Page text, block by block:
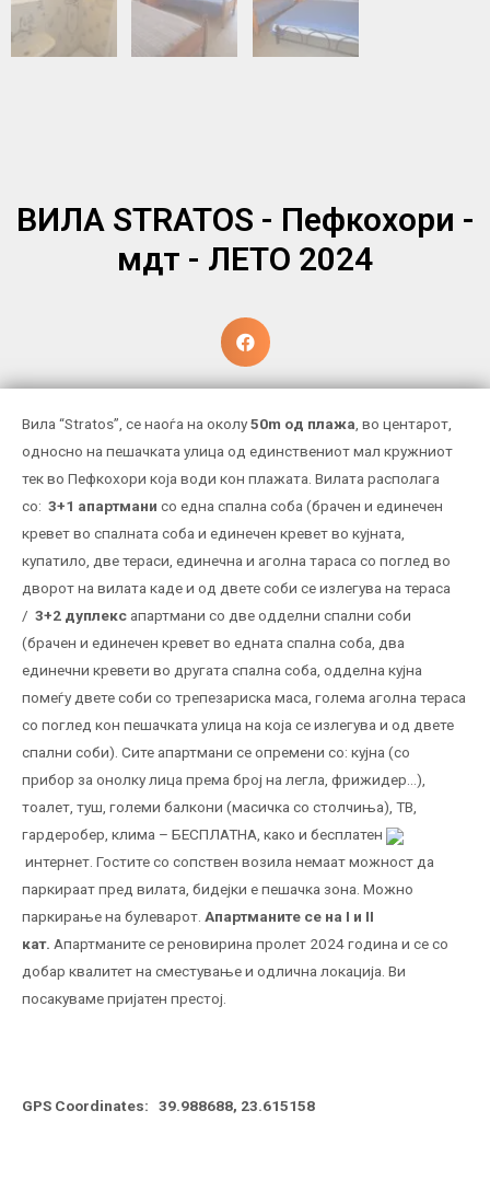
ВИЛА STRATOS - Пефкохори -
мдт - ЛЕТО 2024
Вила “Stratos”, се наоѓа на околу50m од плажа, во центарот,
односно на пешачката улица од единствениот мал кружниот
тек во Пефкохори која води кон плажата. Вилата располага
со: 3+1 апартмани со една спална соба (брачен и единечен
кревет во спалната соба и единечен кревет во кујната,
купатило, две тераси, единечна и аголна тараса со поглед во
дворот на вилата каде и од двете соби се излегува на тераса
/ 3+2 дуплекс апартмани со две одделни спални соби
(брачен и единечен кревет во едната спална соба, два
единечни кревети во другата спална соба, одделна кујна
помеѓу двете соби со трепезариска маса, голема аголна тераса
со поглед кон пешачката улица на која се излегува и од двете
спални соби). Сите апартмани се опремени со: кујна (со
прибор за онолку лица према број на легла, фрижидер…),
тоалет, туш, големи балкони (масичка со столчиња), ТВ,
гардеробер, клима – БЕСПЛАТНА, како и бесплатен
интернет. Гостите со сопствен возила немаат можност да
паркираат пред вилата, бидејки е пешачка зона. Можно
паркирање на булеварот. Апартманите се на I и II
кат. Апартманите се реновирина пролет 2024 година и се со
добар квалитет на сместување и одлична локација. Ви
посакуваме пријатен престој.
GPS Coordinates: 39.988688, 23.615158